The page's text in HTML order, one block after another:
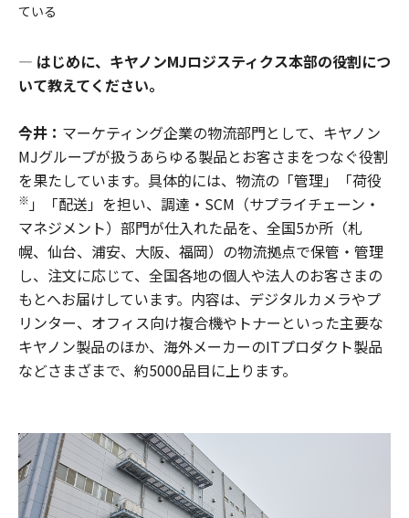
ている
― はじめに、キヤノンMJロジスティクス本部の役割につ
いて教えてください。
今井： マーケティング企業の物流部門として、キヤノン
MJグループが扱うあらゆる製品とお客さまをつなぐ役割
を果たしています。具体的には、物流の「管理」「荷役
※ 」「配送」を担い、調達・SCM（サプライチェーン・
マネジメント）部門が仕入れた品を、全国5か所（札
幌、仙台、浦安、大阪、福岡）の物流拠点で保管・管理
し、注文に応じて、全国各地の個人や法人のお客さまの
もとへお届けしています。内容は、デジタルカメラやプ
リンター、オフィス向け複合機やトナーといった主要な
キヤノン製品のほか、海外メーカーのITプロダクト製品
などさまざまで、約5000品目に上ります。